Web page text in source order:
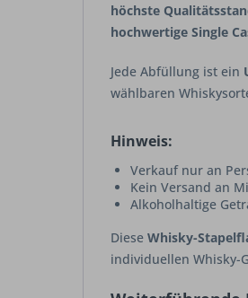
höchste
hochwertige Single
Jede Abfüllung ist ein
wählbaren
Hinweis:
Verkauf nur an
Kein Versand an
Alkoholhaltige
Diese Whisky-
individuellen Whisky-